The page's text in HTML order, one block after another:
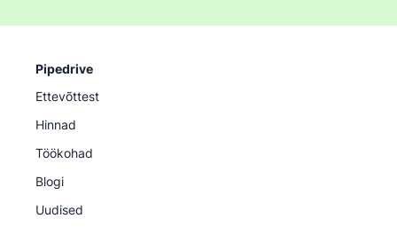
Pipedrive
Ettevõttest
Hinnad
Töökohad
Blogi
Uudised